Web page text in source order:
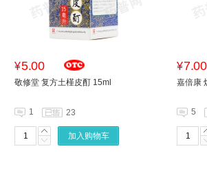
¥5.00
敬修堂 复方土槿皮酊 15ml
1 23
加入购物车
¥7.00
嘉倍康
5